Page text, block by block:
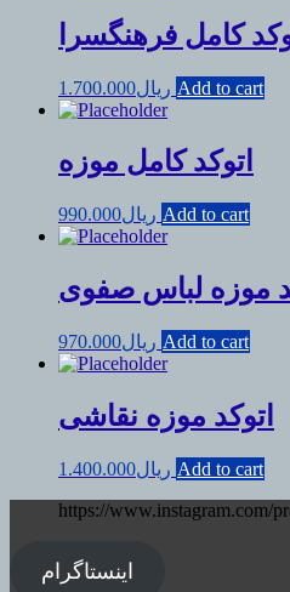
کامل فرهنگسرا
ریال1.700.000 Add to cart
اتوکد کامل موزه
ریال990.000 Add to cart
موزه لباس صفوی
ریال970.000 Add to cart
اتوکد موزه نقاشی
ریال1.400.000
Add to cart
https://www.instagram.com/
اینستاگرام